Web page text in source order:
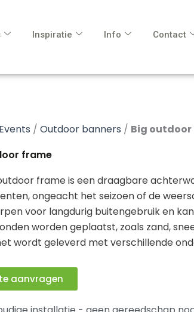
Inspiratie Info Contact
Events / Outdoor banners / Big
frame
frame is een draagbare
ongeacht het seizoen of de
voor langdurig buitengebruik en
worden geplaatst, zoals zand,
wordt geleverd met verschillende
aanvragen